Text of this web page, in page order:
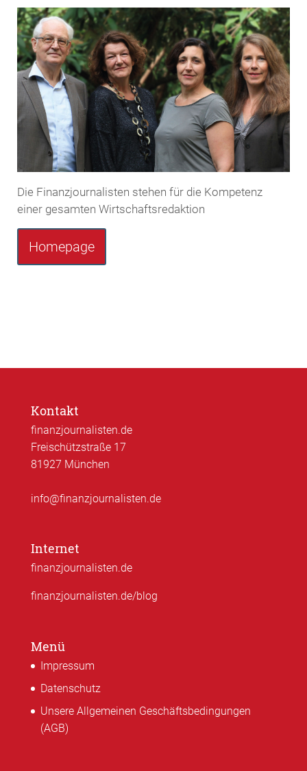
Die Finanzjournalisten stehen für die Kompetenz
einer gesamten Wirtschaftsredaktion
Homepage
Kontakt
finanzjournalisten.de
Freischützstraße 17
81927 München
info@finanzjournalisten.de
Internet
finanzjournalisten.de
finanzjournalisten.de/blog
Menü
Impressum
Datenschutz
Unsere Allgemeinen Geschäftsbedingungen
(AGB)